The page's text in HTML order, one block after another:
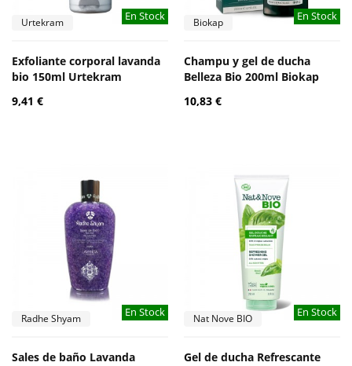
En Stock
Urtekram
Exfoliante corporal lavanda
bio 150ml Urtekram
9,41 €
En Stock
Biokap
Champu y gel de ducha
Belleza Bio 200ml Biokap
10,83 €
En Stock
Radhe Shyam
Sales de baño Lavanda
En Stock
Nat Nove BIO
Gel de ducha Refrescante